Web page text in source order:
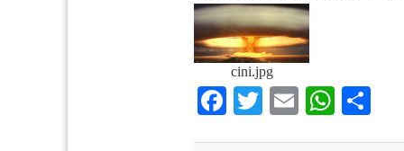
cini.jpg
Facebook
TwitterEmail